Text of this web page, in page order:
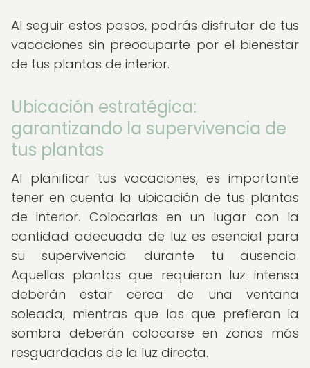
Al seguir estos pasos, podrás disfrutar de tus
vacaciones sin preocuparte por el bienestar
de tus plantas de interior.
Ubicación estratégica:
garantizando la supervivencia de
tus plantas
Al planificar tus vacaciones, es importante
tener en cuenta la ubicación de tus plantas
de interior. Colocarlas en un lugar con la
cantidad adecuada de luz es esencial para
su supervivencia durante tu ausencia.
Aquellas plantas que requieran luz intensa
deberán estar cerca de una ventana
soleada, mientras que las que prefieran la
sombra deberán colocarse en zonas más
resguardadas de la luz directa.